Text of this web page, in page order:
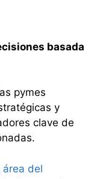
basada
pymes
y
clave de
área del